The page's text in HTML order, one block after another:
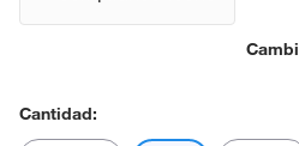
Cantidad: